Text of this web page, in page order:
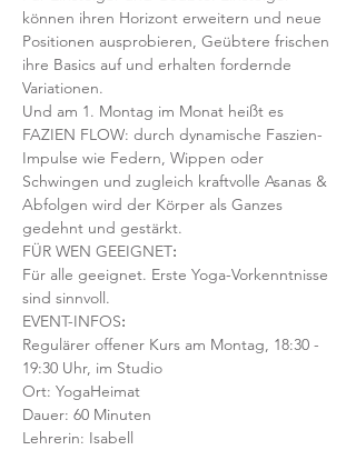
können ihren Horizont erweitern und neue
Positionen ausprobieren, Geübtere frischen
ihre Basics auf und erhalten fordernde
Variationen.
Und am 1. Montag im Monat heißt es
FAZIEN FLOW: durch dynamische Faszien-
Impulse wie Federn, Wippen oder
Schwingen und zugleich kraftvolle Asanas &
Abfolgen wird der Körper als Ganzes
gedehnt und gestärkt.
FÜR WEN GEEIGNET:
Für alle geeignet. Erste Yoga-Vorkenntnisse
sind sinnvoll.
EVENT-INFOS:
Regulärer offener Kurs am Montag, 18:30 -
19:30 Uhr, im Studio
Ort: YogaHeimat
Dauer: 60 Minuten
Lehrerin: Isabell